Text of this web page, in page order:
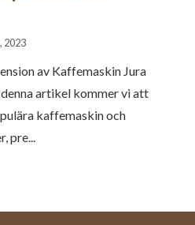
2023
av Kaffemaskin Jura
artikel kommer vi att
kaffemaskin och
pre...